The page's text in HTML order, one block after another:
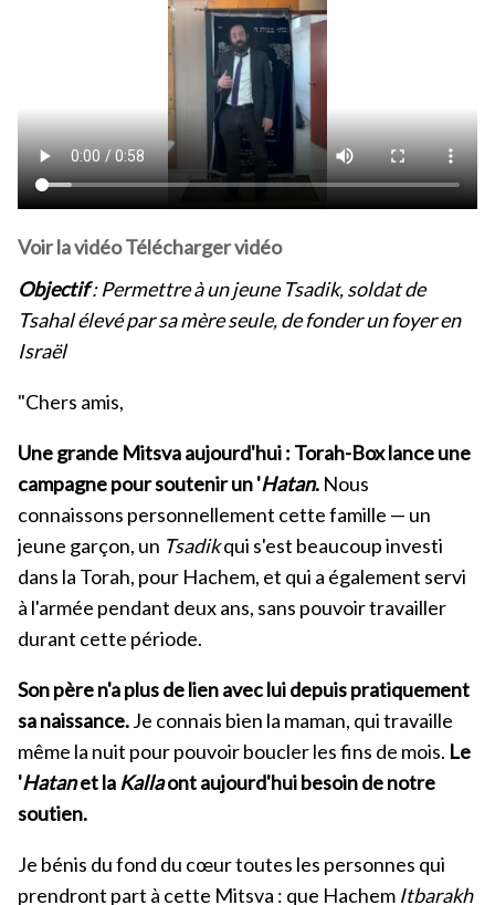
Voir la vidéoTélécharger vidéo
Objectif: Permettre à un jeune Tsadik, soldat de
Tsahal élevé par sa mère seule, de fonder un foyer en
Israël
"Chers amis,
Une grande Mitsva aujourd'hui : Torah-Box lance une
campagne pour soutenir un 'Hatan. Nous
connaissons personnellement cette famille — un
jeune garçon, un Tsadikqui s'est beaucoup investi
dans la Torah, pour Hachem, et qui a également servi
à l'armée pendant deux ans, sans pouvoir travailler
durant cette période.
Son père n'a plus de lien avec lui depuis pratiquement
sa naissance.Je connais bien la maman, qui travaille
même la nuit pour pouvoir boucler les fins de mois. Le
'Hatanet la Kallaont aujourd'hui besoin de notre
soutien.
Je bénis du fond du cœur toutes les personnes qui
prendront part à cette Mitsva : que Hachem Itbarakh